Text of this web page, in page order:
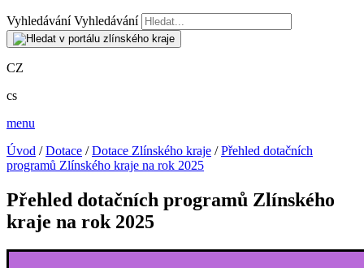
Vyhledávání Vyhledávání
CZ
cs
menu
Úvod /Dotace /Dotace Zlínského kraje /Přehled dotačních
programů Zlínského kraje na rok 2025
Přehled dotačních programů Zlínského
kraje na rok 2025